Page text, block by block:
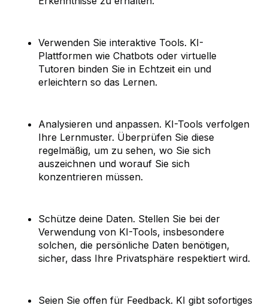
Verwenden Sie interaktive Tools. KI-
Plattformen wie Chatbots oder virtuelle
Tutoren binden Sie in Echtzeit ein und
erleichtern so das Lernen.
Analysieren und anpassen. KI-Tools verfolgen
Ihre Lernmuster. Überprüfen Sie diese
regelmäßig, um zu sehen, wo Sie sich
auszeichnen und worauf Sie sich
konzentrieren müssen.
Schütze deine Daten. Stellen Sie bei der
Verwendung von KI-Tools, insbesondere
solchen, die persönliche Daten benötigen,
sicher, dass Ihre Privatsphäre respektiert wird.
Seien Sie offen für Feedback. KI gibt sofortiges